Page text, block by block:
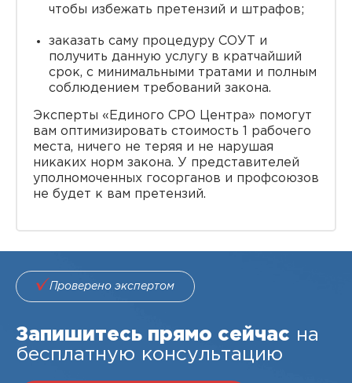
чтобы избежать претензий и штрафов;
заказать саму процедуру СОУТ и
получить данную услугу в кратчайший
срок, с минимальными тратами и полным
соблюдением требований закона.
Эксперты «Единого СРО Центра» помогут
вам оптимизировать стоимость 1 рабочего
места, ничего не теряя и не нарушая
никаких норм закона. У представителей
уполномоченных госорганов и профсоюзов
не будет к вам претензий.
Проверено экспертом
Запишитесь прямо сейчас на
бесплатную консультацию